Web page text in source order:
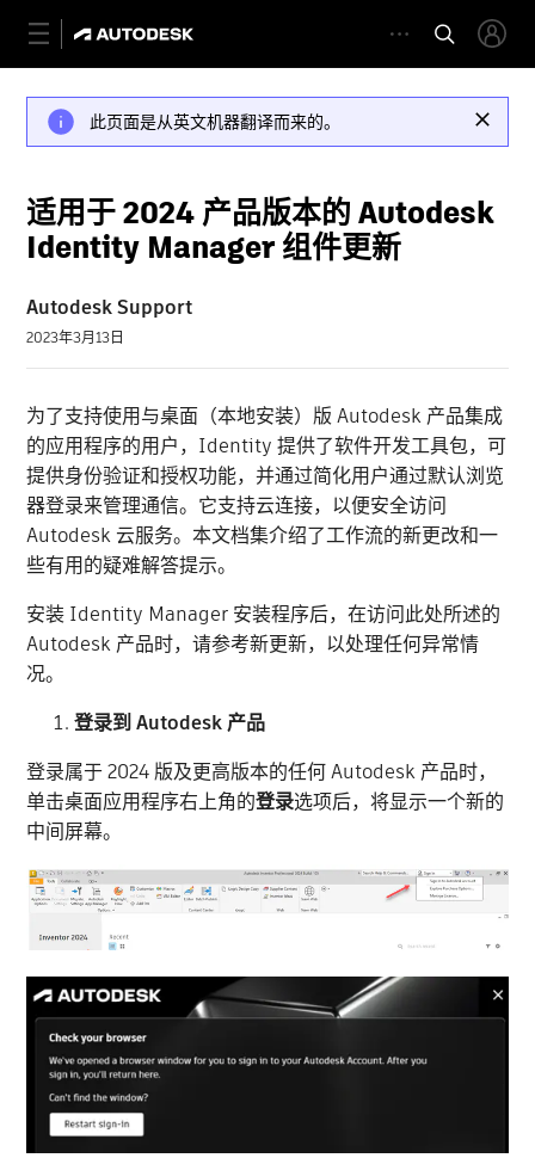
此页面是从英文机器翻译而来的。
适用于 2024 产品版本的 Autodesk
Identity Manager 组件更新
Autodesk Support
2023年3月13日
为了支持使用与桌面（本地安装）版 Autodesk 产品集成
的应用程序的用户，Identity 提供了软件开发工具包，可
提供身份验证和授权功能，并通过简化用户通过默认浏览
器登录来管理通信。它支持云连接，以便安全访问
Autodesk 云服务。本文档集介绍了工作流的新更改和一
些有用的疑难解答提示。
安装 Identity Manager 安装程序后，在访问此处所述的
Autodesk 产品时，请参考新更新，以处理任何异常情
况。
登录到 Autodesk 产品
登录属于 2024 版及更高版本的任何 Autodesk 产品时，
单击桌面应用程序右上角的登录选项后，将显示一个新的
中间屏幕。